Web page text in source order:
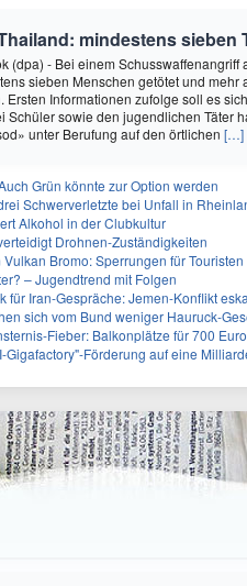
mindestens sieben
(dpa) - Bei einem
sieben Menschen getötet und mehr
Ersten Informationen zufolge soll es
Schüler sowie den jugendlichen Täter
unter Berufung auf den örtlichen […]
Grün könnte zur Option werden
Schwerverletzte bei Unfall in
Alkohol in der Clubkultur
Drohnen-Zuständigkeiten
Bromo: Sperrungen für Touristen
– Jugendtrend mit Folgen
für Iran-Gespräche: Jemen-Konflikt
sich vom Bund weniger Hauruck-
Fieber: Balkonplätze für 700 Euro
Gigafactory"-Förderung auf eine